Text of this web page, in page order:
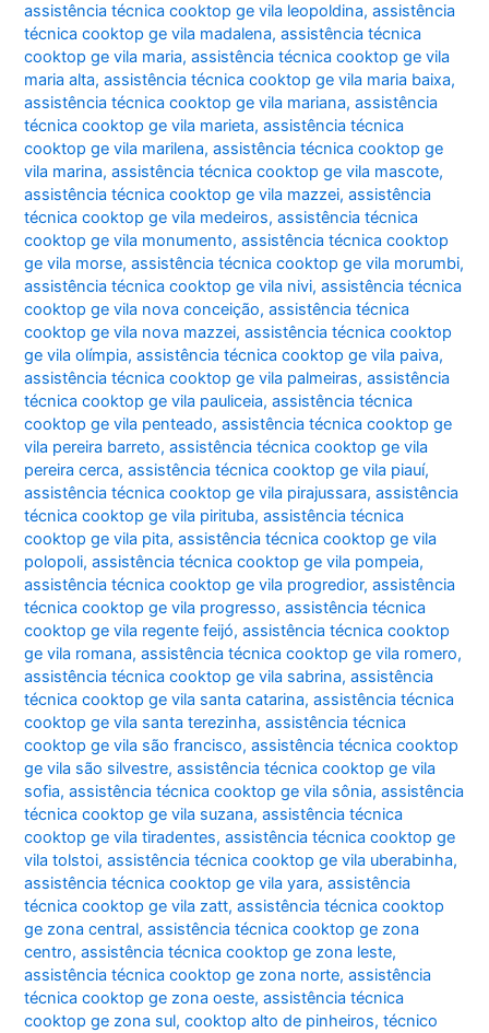
assistência técnica cooktop ge vila leopoldina,assistência
técnica cooktop ge vila madalena,assistência técnica
cooktop ge vila maria,assistência técnica cooktop ge vila
maria alta,assistência técnica cooktop ge vila maria baixa,
assistência técnica cooktop ge vila mariana,assistência
técnica cooktop ge vila marieta,assistência técnica
cooktop ge vila marilena,assistência técnica cooktop ge
vila marina,assistência técnica cooktop ge vila mascote,
assistência técnica cooktop ge vila mazzei,assistência
técnica cooktop ge vila medeiros,assistência técnica
cooktop ge vila monumento,assistência técnica cooktop
ge vila morse,assistência técnica cooktop ge vila morumbi,
assistência técnica cooktop ge vila nivi,assistência técnica
cooktop ge vila nova conceição,assistência técnica
cooktop ge vila nova mazzei,assistência técnica cooktop
ge vila olímpia,assistência técnica cooktop ge vila paiva,
assistência técnica cooktop ge vila palmeiras,assistência
técnica cooktop ge vila pauliceia,assistência técnica
cooktop ge vila penteado,assistência técnica cooktop ge
vila pereira barreto,assistência técnica cooktop ge vila
pereira cerca,assistência técnica cooktop ge vila piauí,
assistência técnica cooktop ge vila pirajussara,assistência
técnica cooktop ge vila pirituba,assistência técnica
cooktop ge vila pita,assistência técnica cooktop ge vila
polopoli,assistência técnica cooktop ge vila pompeia,
assistência técnica cooktop ge vila progredior,assistência
técnica cooktop ge vila progresso,assistência técnica
cooktop ge vila regente feijó,assistência técnica cooktop
ge vila romana,assistência técnica cooktop ge vila romero,
assistência técnica cooktop ge vila sabrina,assistência
técnica cooktop ge vila santa catarina,assistência técnica
cooktop ge vila santa terezinha,assistência técnica
cooktop ge vila são francisco,assistência técnica cooktop
ge vila são silvestre,assistência técnica cooktop ge vila
sofia,assistência técnica cooktop ge vila sônia,assistência
técnica cooktop ge vila suzana,assistência técnica
cooktop ge vila tiradentes,assistência técnica cooktop ge
vila tolstoi,assistência técnica cooktop ge vila uberabinha,
assistência técnica cooktop ge vila yara,assistência
técnica cooktop ge vila zatt,assistência técnica cooktop
ge zona central,assistência técnica cooktop ge zona
centro,assistência técnica cooktop ge zona leste,
assistência técnica cooktop ge zona norte,assistência
técnica cooktop ge zona oeste,assistência técnica
cooktop ge zona sul,cooktop alto de pinheiros,técnico